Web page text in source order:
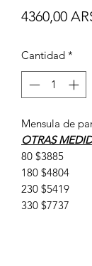
4360,00
Cantidad *
Mensula de
OTRAS
80 $3885
180 $4804
230 $5419
330 $7737